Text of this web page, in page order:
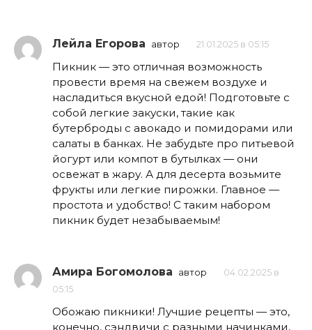
Лейла Егорова автор 21.01.2025 в 05:15
Пикник — это отличная возможность
провести время на свежем воздухе и
насладиться вкусной едой! Подготовьте с
собой легкие закуски, такие как
бутерброды с авокадо и помидорами или
салаты в банках. Не забудьте про питьевой
йогурт или компот в бутылках — они
освежат в жару. А для десерта возьмите
фрукты или легкие пирожки. Главное —
простота и удобство! С таким набором
пикник будет незабываемым!
Амира Богомолова автор
04.02.2025 в
05:15
Обожаю пикники! Лучшие рецепты — это,
конечно, сэндвичи с разными начинками,